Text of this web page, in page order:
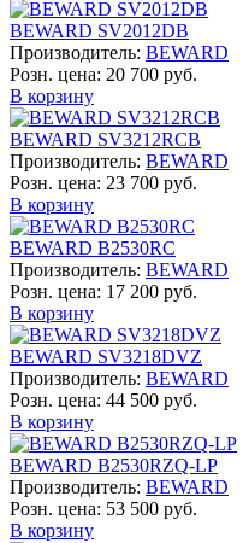
BEWARD SV2012DB
Производитель: BEWARD
Розн. цена: 20 700 руб.
В корзину
BEWARD SV3212RCB
Производитель: BEWARD
Розн. цена: 23 700 руб.
В корзину
BEWARD B2530RC
Производитель: BEWARD
Розн. цена: 17 200 руб.
В корзину
BEWARD SV3218DVZ
Производитель: BEWARD
Розн. цена: 44 500 руб.
В корзину
BEWARD B2530RZQ-LP
Производитель: BEWARD
Розн. цена: 53 500 руб.
В корзину